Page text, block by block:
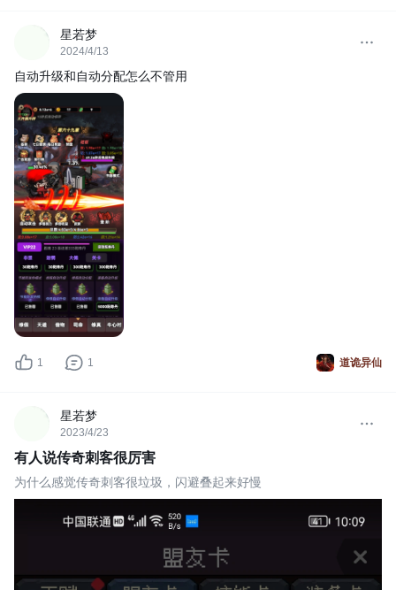
星若梦
2024/4/13
自动升级和自动分配怎么不管用
道诡异仙
1 1
星若梦
2023/4/23
有人说传奇刺客很厉害
为什么感觉传奇刺客很垃圾，闪避叠起来好慢